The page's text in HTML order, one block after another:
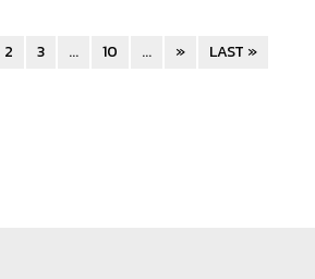
2 3 ... 10 ... » LAST »